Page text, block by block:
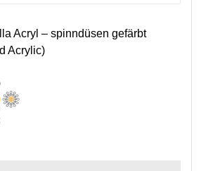
Acryl – spinndüsen gefärbt
Acrylic)